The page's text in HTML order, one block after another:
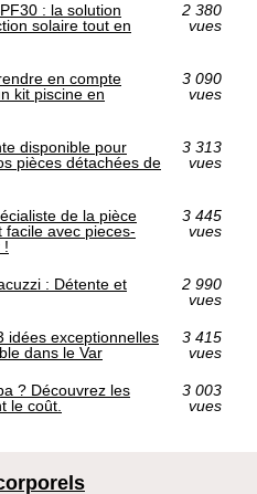
: la solution
solaire tout en
2 380
vues
en compte
kit piscine en
3 090
vues
disponible pour
pièces détachées de
3 313
vues
de la pièce
facile avec pieces-
!
3 445
vues
: Détente et
2 990
vues
idées exceptionnelles
dans le Var
3 415
vues
? Découvrez les
le coût.
3 003
vues